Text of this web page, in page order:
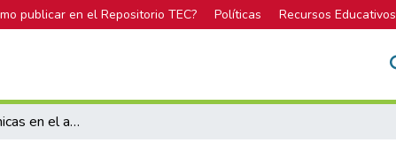
publicar en el Repositorio TEC? Políticas Recursos Educativos
Sustancias húmicas en el agua del proyecto Orosi